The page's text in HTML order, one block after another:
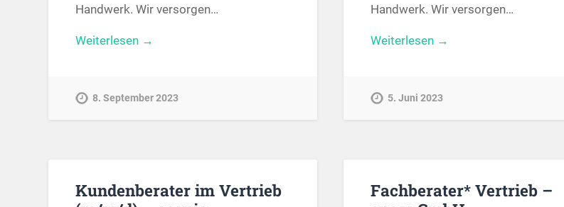
Handwerk. Wir versorgen…
Weiterlesen →
8. September 2023
Handwerk. Wir versorgen…
Weiterlesen →
5. Juni 2023
Kundenberater im Vertrieb
Fachberater* Vertrieb –